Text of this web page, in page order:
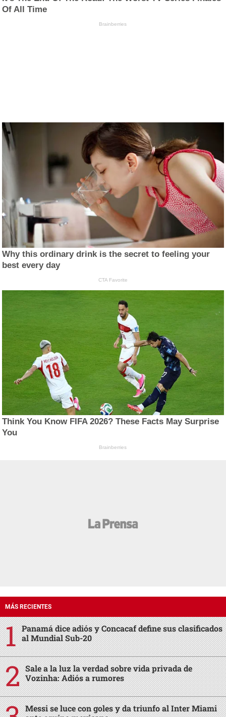
Of All Time
Brainberries
Why this ordinary drink is the secret to feeling your
best every day
CTA Favorite
Think You Know FIFA 2026? These Facts May Surprise
You
Brainberries
MÁS RECIENTES
Panamá dice adiós y Concacaf define sus clasificados
al Mundial Sub-20
Sale a la luz la verdad sobre vida privada de
Vozinha: Adiós a rumores
Messi se luce con goles y da triunfo al Inter Miami